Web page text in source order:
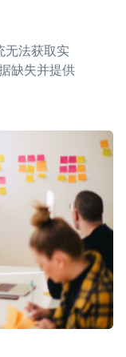
无法获取实
缺失并提供